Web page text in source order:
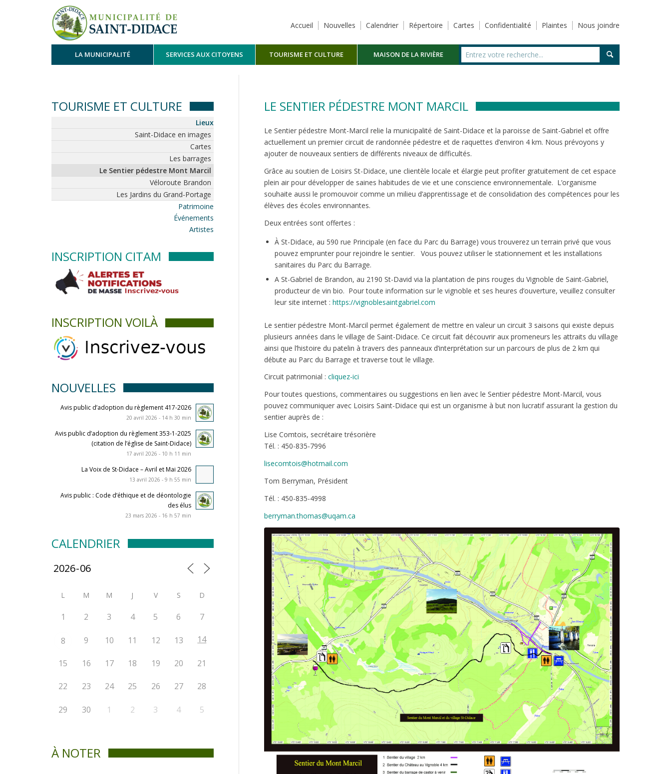
Accueil Nouvelles Calendrier Répertoire Cartes Confidentialité Plaintes Nous joindre
LA MUNICIPALITÉ SERVICES AUX CITOYENS TOURISME ET CULTURE MAISON DE LA RIVIÈRE
LE SENTIER PÉDESTRE MONT MARCIL
Le Sentier pédestre Mont-Marcil relie la municipalité de Saint-Didace et la paroisse de Saint-Gabriel et offre
actuellement un premier circuit de randonnée pédestre et de raquettes d’environ 4 km. Nous prévoyons y
ajouter de nouveaux sentiers de différents niveaux de difficultés.
Grâce au soutien de Loisirs St-Didace, une clientèle locale et élargie peut profiter gratuitement de cet espace
plein air pour développer de saines habitudes de vie et une conscience environnementale. L’organisme
souhaite aussi le promouvoir comme un milieu d’apprentissage et de consolidation des compétences pour les
élèves des écoles environnantes.
Deux entrées sont offertes :
À St-Didace, au 590 rue Principale (en face du Parc du Barrage) vous trouverez un terrain privé que vous
pouvez emprunter pour rejoindre le sentier. Vous pouvez utiliser le stationnement et les installations
sanitaires du Parc du Barrage.
A St-Gabriel de Brandon, au 2190 St-David via la plantation de pins rouges du Vignoble de Saint-Gabriel,
producteur de vin bio. Pour toute information sur le vignoble et ses heures d’ouverture, veuillez consulter
leur site internet : https://vignoblesaintgabriel.com
Le sentier pédestre Mont-Marcil permet également de mettre en valeur un circuit 3 saisons qui existe depuis
plusieurs années dans le village de Saint-Didace. Ce circuit fait découvrir aux promeneurs les attraits du village
ainsi que l’histoire du patelin à travers des panneaux d’interprétation sur un parcours de plus de 2 km qui
débute au Parc du Barrage et traverse tout le village.
Circuit patrimonial : cliquez-ici
Pour toutes questions, commentaires ou suggestions en lien avec le Sentier pédestre Mont-Marcil, vous
pouvez communiquer avec Loisirs Saint-Didace qui est un organisme à but non lucratif assurant la gestion du
sentier auprès de :
Lise Comtois, secrétaire trésorière
Tél. : 450-835-7996
lisecomtois@hotmail.com
Tom Berryman, Président
Tél. : 450-835-4998
berryman.thomas@uqam.ca
Cliquer pour agrandir.
TOURISME ET CULTURE
Lieux
Saint-Didace en images
Cartes
Les barrages
Le Sentier pédestre Mont Marcil
Véloroute Brandon
Les Jardins du Grand-Portage
Patrimoine
Événements
Artistes
INSCRIPTION CITAM
INSCRIPTION VOILÀ
NOUVELLES
Avis public d’adoption du règlement 417-2026
20 avril 2026 - 14 h 30 min
Avis public d’adoption du règlement 353-1-2025
(citation de l’église de Saint-Didace)
17 avril 2026 - 10 h 11 min
La Voix de St-Didace – Avril et Mai 2026
13 avril 2026 - 9 h 55 min
Avis public : Code d’éthique et de déontologie
des élus
23 mars 2026 - 16 h 57 min
CALENDRIER
L M M J V S D
1 2 3 4 5 6 7
8 9 10 11 12 13 14
15 16 17 18 19 20 21
22 23 24 25 26 27 28
29 30 1 2 3 4 5
À NOTER